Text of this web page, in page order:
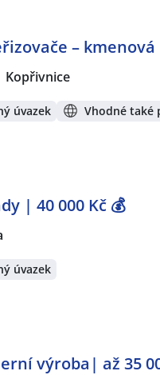
–
Kopřivnice
úvazek Vhodné také
| 40 000 Kč 💰
úvazek
výroba| až 35